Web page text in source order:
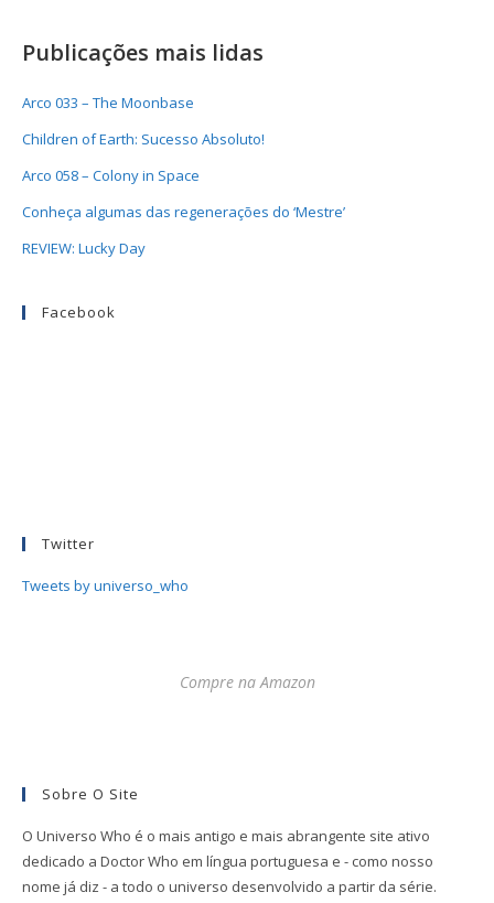
Publicações mais lidas
Arco 033 – The Moonbase
Children of Earth: Sucesso Absoluto!
Arco 058 – Colony in Space
Conheça algumas das regenerações do ‘Mestre’
REVIEW: Lucky Day
Facebook
Twitter
Tweets by universo_who
Compre na Amazon
Sobre O Site
O Universo Who é o mais antigo e mais abrangente site ativo
dedicado a Doctor Who em língua portuguesa e - como nosso
nome já diz - a todo o universo desenvolvido a partir da série.